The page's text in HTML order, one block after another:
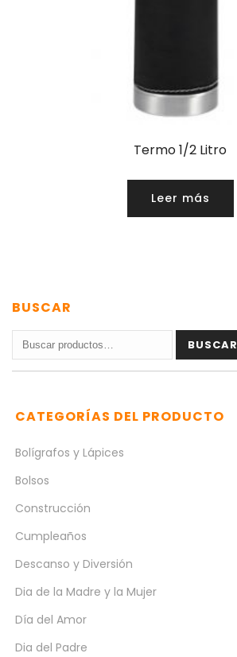
Termo 1/2 Litro
Leer más
BUSCAR
Buscar
por:
BUSCAR
CATEGORÍAS DEL PRODUCTO
Bolígrafos y Lápices
Bolsos
Construcción
Cumpleaños
Descanso y Diversión
Dia de la Madre y la Mujer
Día del Amor
Dia del Padre